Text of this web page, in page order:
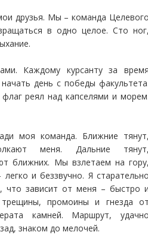
друзья. Мы – команда
в одно целое. Сто
Каждому курсанту за
день с победы
реял над капселями и
моя команда. Ближние
меня. Дальние
ближних. Мы взлетаем на
и беззвучно. Я
что зависит от меня – быстро
промоины и гнезда
камней. Маршрут,
знаком до мелочей.